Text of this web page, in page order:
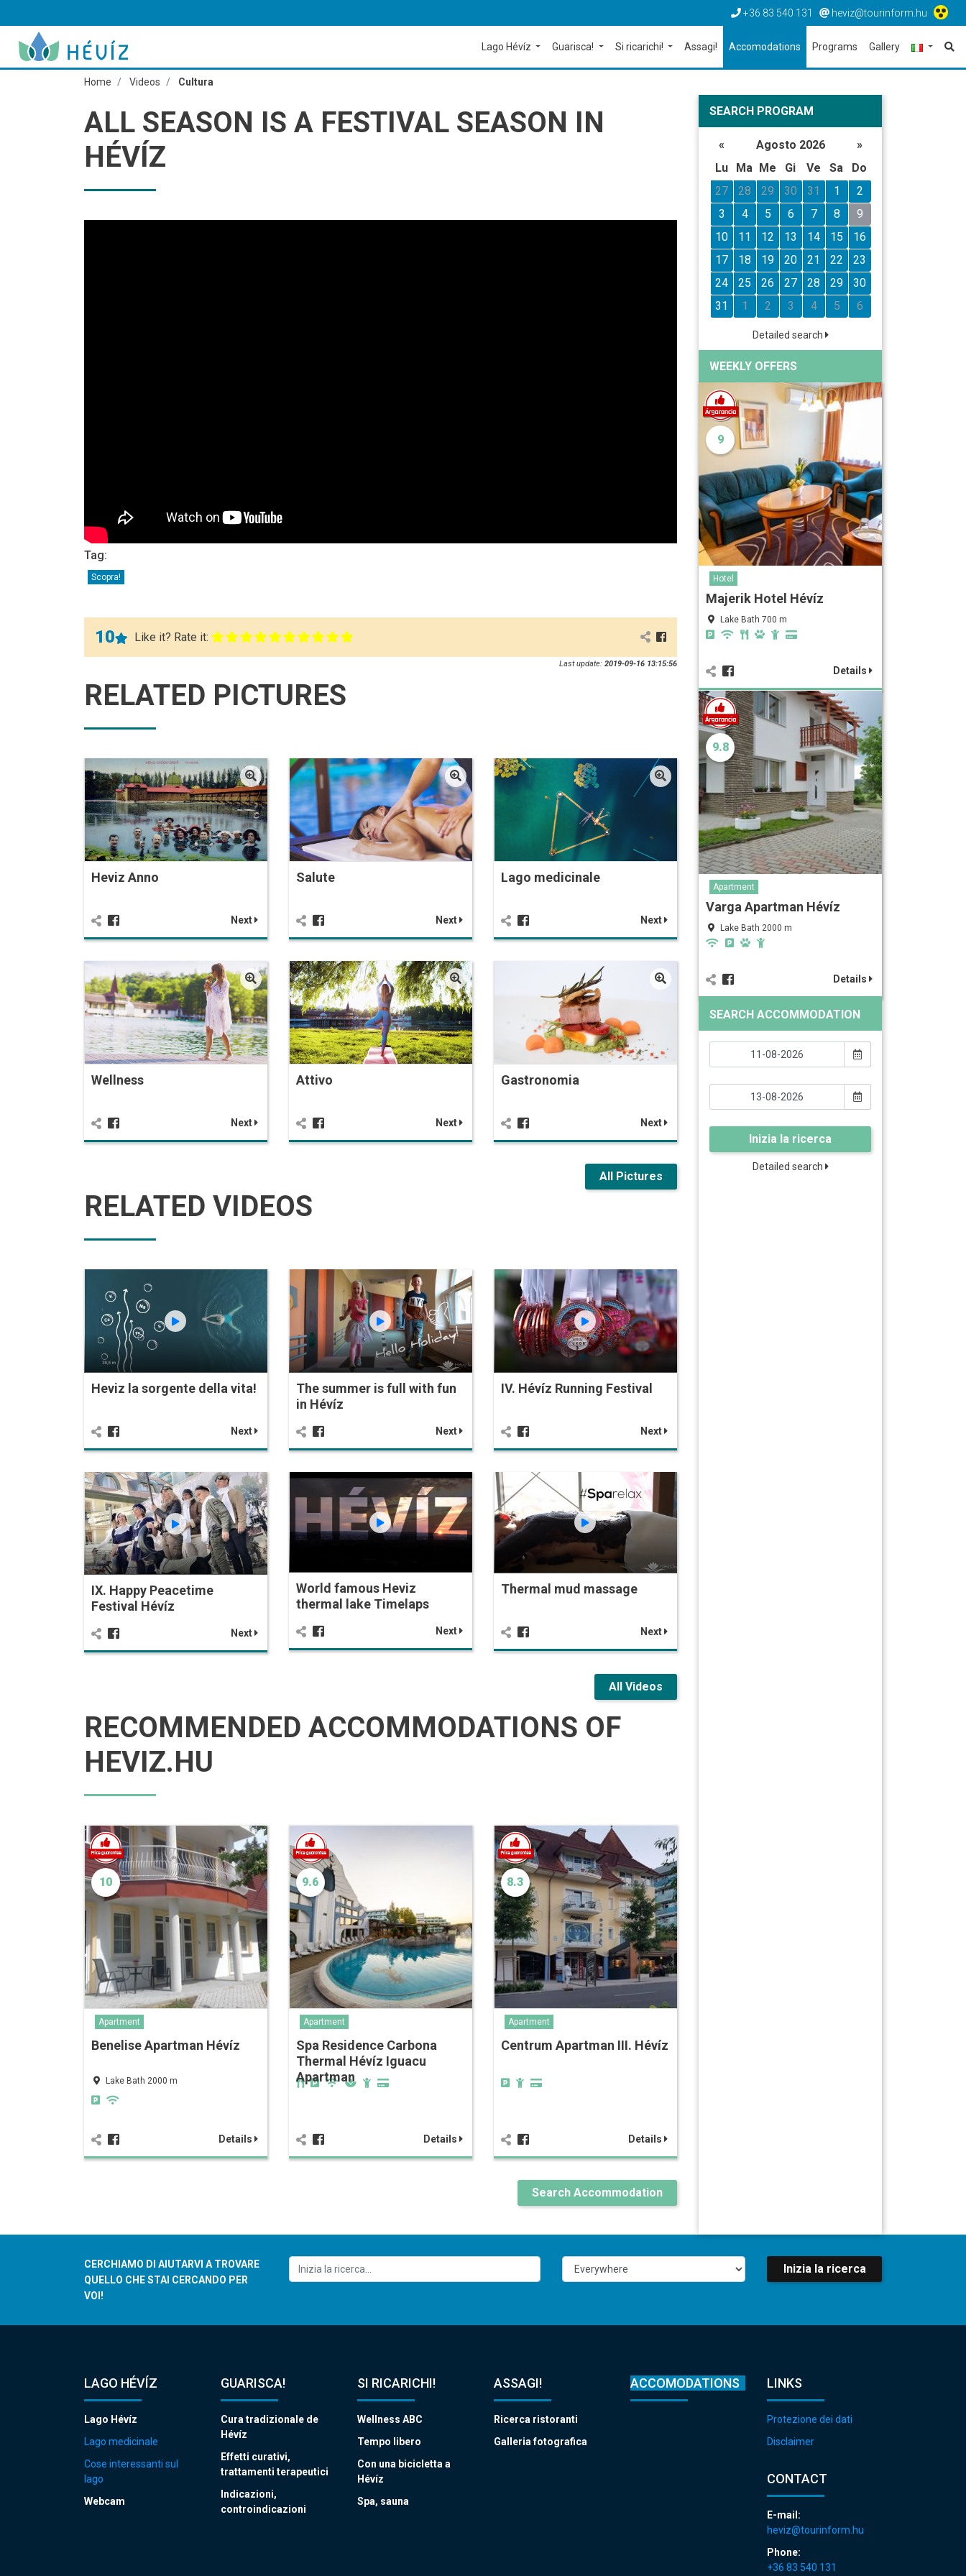
+36 83 540 131 heviz@tourinform.hu
Lago Hévíz Guarisca! Si ricarichi! Assagi! Accomodations Programs Gallery
Home Videos Cultura
ALL SEASON IS A FESTIVAL SEASON IN
HÉVÍZ
Tag:
Scopra!
10 Like it? Rate it:
Last update: 2019-09-16 13:15:56
RELATED PICTURES
Heviz Anno
Next
Salute
Next
Lago medicinale
Next
Wellness
Next
Attivo
Next
Gastronomia
Next
All Pictures
RELATED VIDEOS
Heviz la sorgente della vita!
Next
The summer is full with fun
in Hévíz
Next
IV. Hévíz Running Festival
Next
IX. Happy Peacetime
Festival Hévíz
Next
World famous Heviz
thermal lake Timelaps
Next
Thermal mud massage
Next
All Videos
RECOMMENDED ACCOMMODATIONS OF
HEVIZ.HU
10
Apartment
Benelise Apartman Hévíz
Lake Bath 2000 m
Details
9.6
Apartment
Spa Residence Carbona
Thermal Hévíz Iguacu
Apartman
Details
8.3
Apartment
Centrum Apartman III. Hévíz
Details
Search Accommodation
SEARCH PROGRAM
« Agosto 2026
»
Lu
Ma Me Gi Ve Sa
Do
27
28 29 30 31 1
2
3
4 5 6 7 8
9
10
11 12 13 14 15
16
17
18 19 20 21 22
23
24
25 26 27 28 29
30
31
1 2 3 4 5 6
Detailed search
WEEKLY OFFERS
9
Hotel
Majerik Hotel Hévíz
Lake Bath 700 m
Details
9.8
Apartment
Varga Apartman Hévíz
Lake Bath 2000 m
Details
SEARCH ACCOMMODATION
Inizia la ricerca
Detailed search
CERCHIAMO DI AIUTARVI A TROVARE
QUELLO CHE STAI CERCANDO PER
VOI!
Inizia la ricerca
LAGO HÉVÍZ
Lago Hévíz
Lago medicinale
Cose interessanti sul
lago
Webcam
GUARISCA!
Cura tradizionale de
Hévíz
Effetti curativi,
trattamenti terapeutici
Indicazioni,
controindicazioni
SI RICARICHI!
Wellness ABC
Tempo libero
Con una bicicletta a
Hévíz
Spa, sauna
ASSAGI!
Ricerca ristoranti
Galleria fotografica
ACCOMODATIONS LINKS
Protezione dei dati
Disclaimer
CONTACT
E-mail:
heviz@tourinform.hu
Phone:
+36 83 540 131